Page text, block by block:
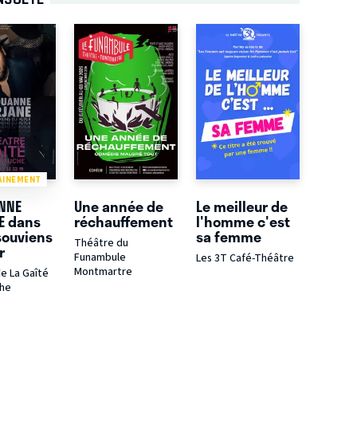
dans
La Gaîté
Une année de
réchauffement
Théâtre du
Funambule
Montmartre
Le meilleur de
l'homme c'est
sa femme
Les 3T Café-Théâtre